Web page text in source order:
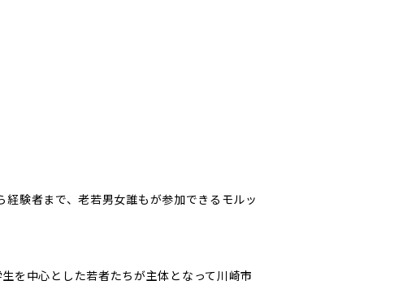
験者まで、老若男女誰もが参加できるモルッ
を中心とした若者たちが主体となって川崎市